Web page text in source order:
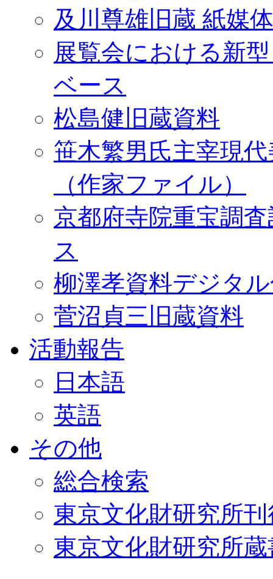
及川尊雄旧蔵 紙媒
展覧会における新
ベース
松島健旧蔵資料
笹木繁男氏主宰現
（作家ファイル）
京都府寺院重宝調
ス
柳澤孝資料デジタ
菅沼貞三旧蔵資料
活動報告
日本語
英語
その他
総合検索
東京文化財研究所
東京文化財研究所